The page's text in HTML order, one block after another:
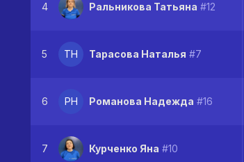
4 Ральникова Татьяна #12
5 ТН Тарасова Наталья #7
6 РН Романова Надежда #16
7 Курченко Яна #10